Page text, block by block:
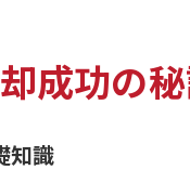
未来のための
不動産売却時の
成功の
知識